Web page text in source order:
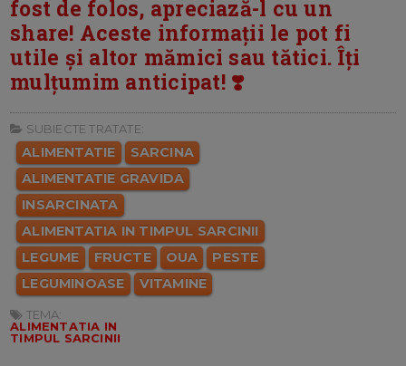
fost de folos, apreciază-l cu un
share! Aceste informații le pot fi
utile și altor mămici sau tătici. Îți
mulțumim anticipat! ❣️
SUBIECTE TRATATE:
ALIMENTATIE
SARCINA
ALIMENTATIE GRAVIDA
INSARCINATA
ALIMENTATIA IN TIMPUL SARCINII
LEGUME
FRUCTE OUA
PESTE
LEGUMINOASE
VITAMINE
TEMA:
ALIMENTATIA IN
TIMPUL SARCINII